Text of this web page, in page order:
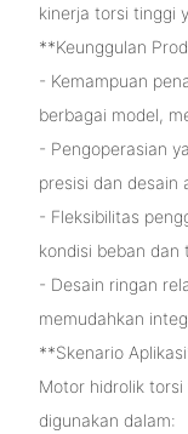
kinerja torsi tinggi
**Keunggulan
- Kemampuan
berbagai model,
- Pengoperasian
presisi dan desain
- Fleksibilitas
kondisi beban dan
- Desain ringan
memudahkan
**Skenario
Motor hidrolik
digunakan dalam: